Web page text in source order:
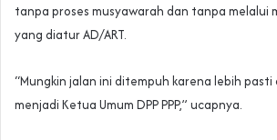
tanpa proses musyawarah dan tanpa melalui
yang diatur AD/ART.
“Mungkin jalan ini ditempuh karena lebih
menjadi Ketua Umum DPP PPP,” ucapnya.